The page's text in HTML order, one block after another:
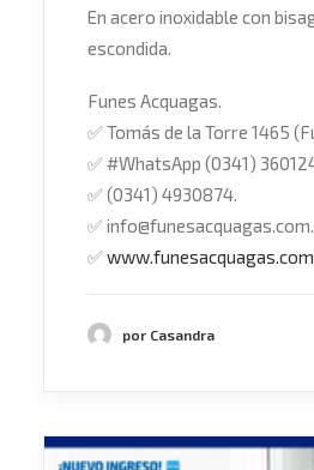
En acero inoxidable con
escondida.
Funes Acquagas.
✅Tomás de la Torre 1465
✅#WhatsApp (0341)
✅(0341) 4930874.
✅
✅
por Casandra